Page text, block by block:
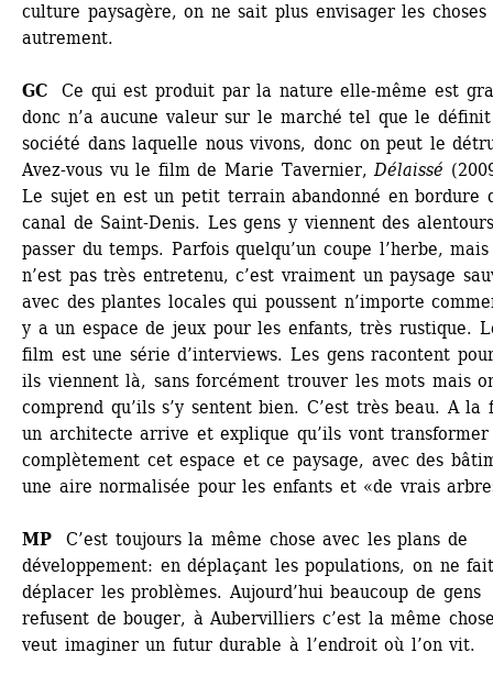
culture paysagère, on ne sait plus envisager les choses
autrement.
GC Ce qui est produit par la nature elle-même est
donc n’a aucune valeur sur le marché tel que le
société dans laquelle nous vivons, donc on peut le
Avez-vous vu le film de Marie Tavernier, Délaissé
Le sujet en est un petit terrain abandonné en bordure
canal de Saint-Denis. Les gens y viennent des
passer du temps. Parfois quelqu’un coupe l’herbe,
n’est pas très entretenu, c’est vraiment un paysage
avec des plantes locales qui poussent n’importe
y a un espace de jeux pour les enfants, très rustique.
film est une série d’interviews. Les gens racontent
ils viennent là, sans forcément trouver les mots mais
comprend qu’ils s’y sentent bien. C’est très beau. A la
un architecte arrive et explique qu’ils vont transformer
complètement cet espace et ce paysage, avec des
une aire normalisée pour les enfants et «de vrais
MP
C’est toujours la même chose avec les plans de
développement: en déplaçant les populations, on ne
déplacer les problèmes. Aujourd’hui beaucoup de gens
refusent de bouger, à Aubervilliers c’est la même
veut imaginer un futur durable à l’endroit où l’on vit.